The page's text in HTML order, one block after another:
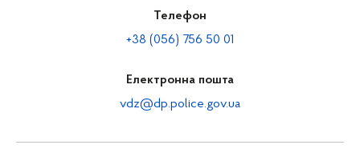
Телефон
+38 (056) 756 50 01
Електронна пошта
vdz@dp.police.gov.ua